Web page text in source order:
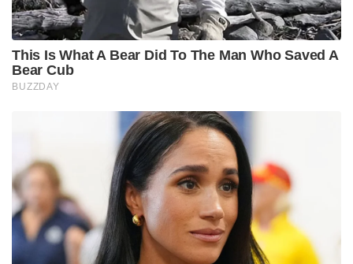
This Is What A Bear Did To The Man Who Saved A
Bear Cub
BUZZDAY